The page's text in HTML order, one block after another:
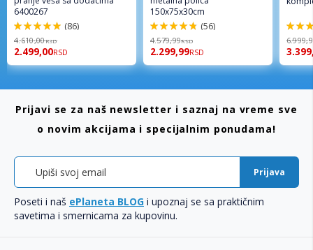
6400267
98%
(86)
4.610,00RSD
2.499,00RSD
150x75x30cm
96%
(56)
4.579,99RSD
2.299,99RSD
92%
Prijavi se za naš newsletter i saznaj na vreme sve
o novim akcijama i specijalnim ponudama!
Prijava
Poseti i naš ePlaneta BLOG i upoznaj se sa praktičnim
savetima i smernicama za kupovinu.